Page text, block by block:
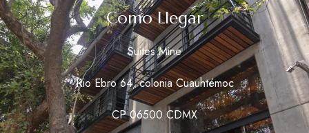
Como Llegar
Suites Mine
Rio Ebro 64, colonia Cuauhtémoc
CP 06500 CDMX